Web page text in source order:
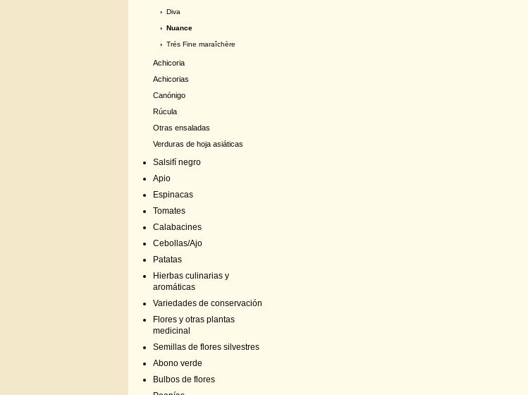
› Diva
› Nuance
› Trés Fine maraîchère
Achicoria
Achicorias
Canónigo
Rúcula
Otras ensaladas
Verduras de hoja asiáticas
Salsifí negro
Apio
Espinacas
Tomates
Calabacines
Cebollas/Ajo
Patatas
Hierbas culinarias y
aromáticas
Variedades de conservación
Flores y otras plantas
medicinal
Semillas de flores silvestres
Abono verde
Bulbos de flores